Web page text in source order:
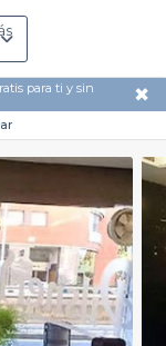
para ti y sin ✖